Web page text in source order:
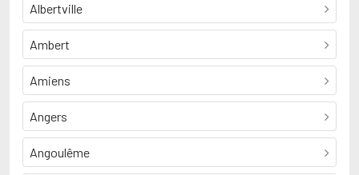
Manchette, Jean-Patrick
Rossi, Jean-Baptiste
Rostand, Edmond
Albertville
Ambert
Amiens
Angers
Angoulême